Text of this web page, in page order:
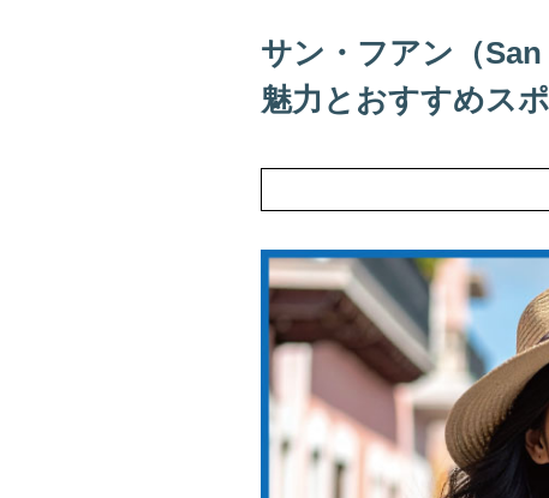
サン・フアン（
魅力とおすすめス